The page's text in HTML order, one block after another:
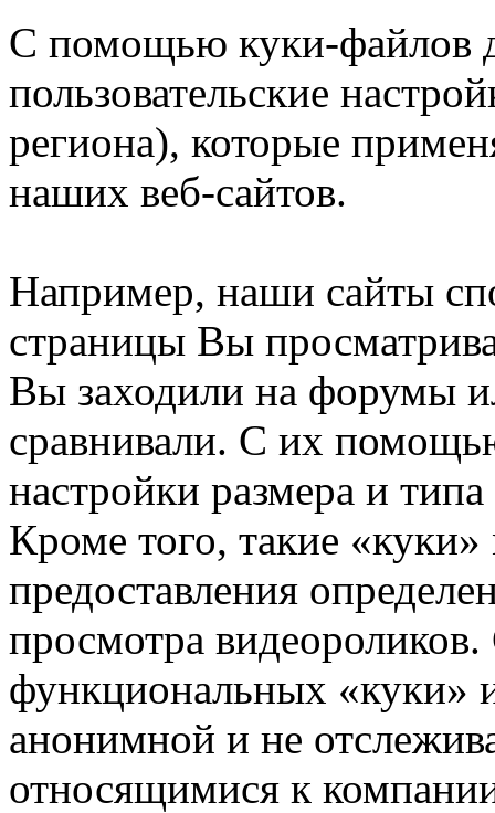
С помощью куки-файлов
пользовательские
региона), которые
наших веб-сайтов.
Например, наши сайты
страницы Вы
Вы заходили на форумы
сравнивали. С их
настройки размера и
Кроме того, такие
предоставления
просмотра
функциональных «куки»
анонимной и не
относящимися к